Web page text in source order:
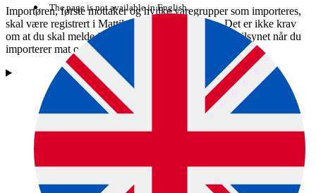
The page is not available in English.
Importøren, første mottaker og hvilke varegrupper som importeres,
skal være registrert i Mattilsynets skjematjeneste. Det er ikke krav
om at du skal melde import av hvert vareparti til Mattilsynet når du
importerer mat og drikke fra EU/EØS.